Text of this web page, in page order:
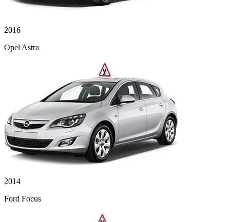
2016
Opel Astra
2014
Ford Focus